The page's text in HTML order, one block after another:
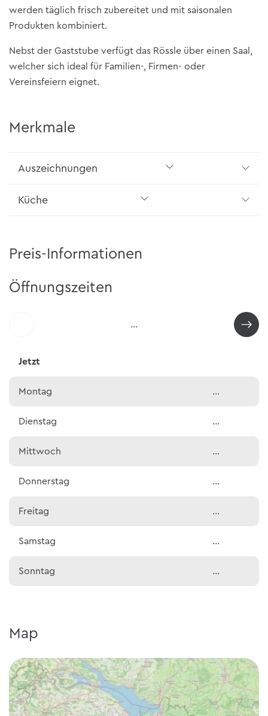
werden täglich frisch zubereitet und mit saisonalen
Produkten kombiniert.
Nebst der Gaststube verfügt das Rössle über einen Saal,
welcher sich ideal für Familien-, Firmen- oder
Vereinsfeiern eignet.
Merkmale
Auszeichnungen
Küche
Preis-Informationen
Öffnungszeiten
…
Jetzt
Montag …
Dienstag …
Mittwoch …
Donnerstag …
Freitag …
Samstag …
Sonntag …
Map